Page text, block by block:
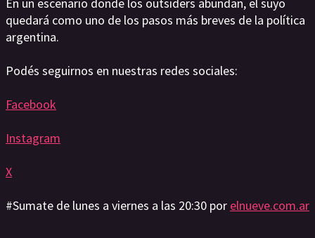
En un escenario donde los outsiders abundan, el suyo
quedará como uno de los pasos más breves de la política
argentina.
Podés seguirnos en nuestras redes sociales:
Facebook
Instagram
X
#Sumate de lunes a viernes a las 20:30 por elnueve.com.ar